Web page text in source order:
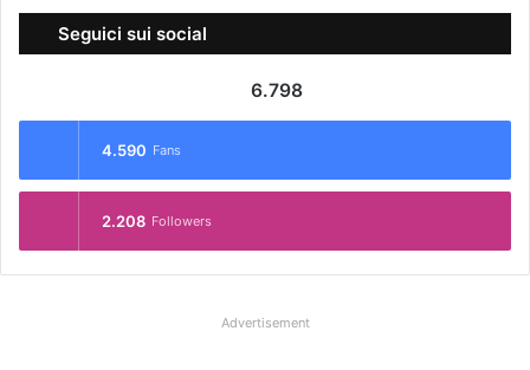
Seguici sui social
6.798
4.590 Fans
2.208 Followers
Advertisement